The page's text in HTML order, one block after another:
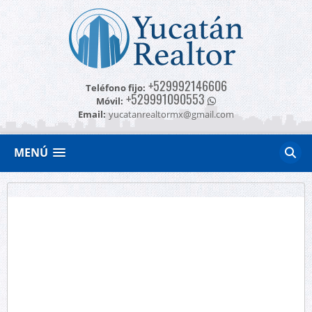
Teléfono fijo: +529992146606
Móvil: +529991090553
Email: yucatanrealtormx@gmail.com
MENÚ